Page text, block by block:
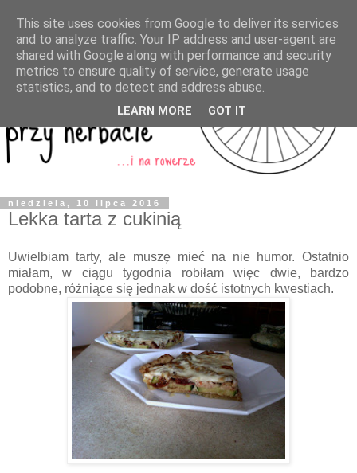
niedziela, 10 lipca 2016
Lekka tarta z cukinią
Uwielbiam tarty, ale muszę mieć na nie humor. Ostatnio
miałam, w ciągu tygodnia robiłam więc dwie, bardzo
podobne, różniące się jednak w dość istotnych kwestiach.
This site uses cookies from Google to deliver its services
and to analyze traffic. Your IP address and user-agent are
shared with Google along with performance and security
metrics to ensure quality of service, generate usage
statistics, and to detect and address abuse.
LEARN MORE GOT IT